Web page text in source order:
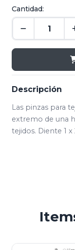
Cantidad:
Descripción
Las pinzas para
extremo de una
tejidos. Diente 1 x